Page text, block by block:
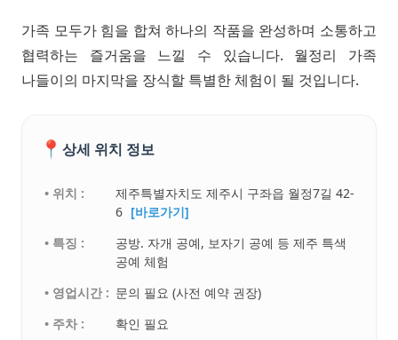
가족 모두가 힘을 합쳐 하나의 작품을 완성하며 소통하고
협력하는 즐거움을 느낄 수 있습니다. 월정리 가족
나들이의 마지막을 장식할 특별한 체험이 될 것입니다.
📍 상세 위치 정보
• 위치 :
제주특별자치도 제주시 구좌읍 월정7길 42-
6 [바로가기]
• 특징 :
공방. 자개 공예, 보자기 공예 등 제주 특색
공예 체험
• 영업시간 : 문의 필요 (사전 예약 권장)
• 주차 :
확인 필요